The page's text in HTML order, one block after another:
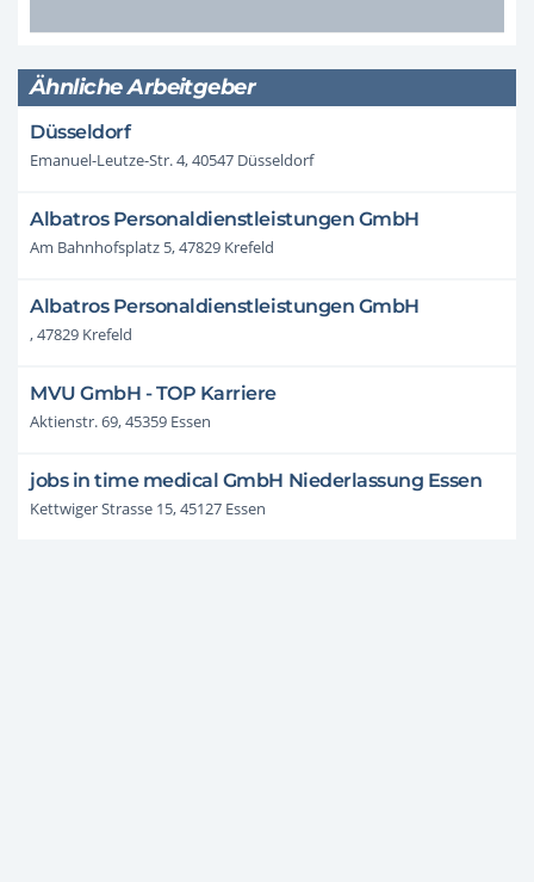
Ähnliche Arbeitgeber
Düsseldorf
Emanuel-Leutze-Str. 4, 40547 Düsseldorf
Albatros Personaldienstleistungen GmbH
Am Bahnhofsplatz 5, 47829 Krefeld
Albatros Personaldienstleistungen GmbH
, 47829 Krefeld
MVU GmbH - TOP Karriere
Aktienstr. 69, 45359 Essen
jobs in time medical GmbH Niederlassung Essen
Kettwiger Strasse 15, 45127 Essen